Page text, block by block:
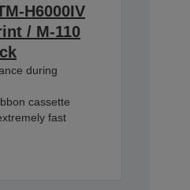
H6000IV
/ M-110
during
cassette
fast